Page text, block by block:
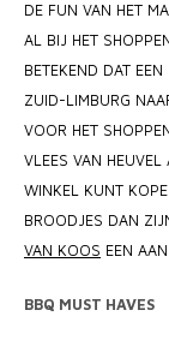
DE FUN VAN HET
AL BIJ HET
BETEKEND DAT
ZUID-LIMBURG
VOOR HET
VLEES VAN
WINKEL KUNT
BROODJES DAN
VAN KOOS EEN
BBQ MUST HAVES